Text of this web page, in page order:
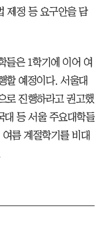
제정 등 요구안을 담
들은 1학기에 이어 여
할 예정이다. 서울대
로 진행하라고 권고했
등 서울 주요대학들
름 계절학기를 비대